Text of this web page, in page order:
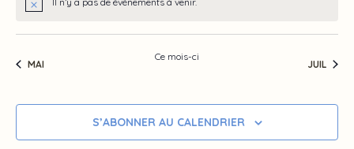
MAI
Ce mois-ci
JUIL
S’ABONNER AU CALENDRIER